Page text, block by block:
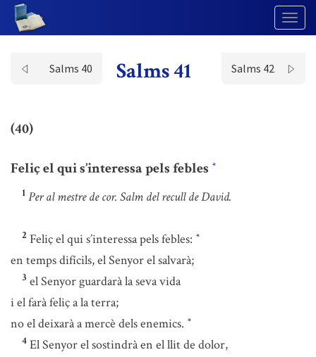
Salms 40 Salms 41 Salms 42
(40)
Feliç el qui s’interessa pels febles *
1 Per al mestre de cor. Salm del recull de David.
2 Feliç el qui s’interessa pels febles: *
en temps difícils, el Senyor el salvarà;
3 el Senyor guardarà la seva vida
i el farà feliç a la terra;
no el deixarà a mercè dels enemics. *
4 El Senyor el sostindrà en el llit de dolor,